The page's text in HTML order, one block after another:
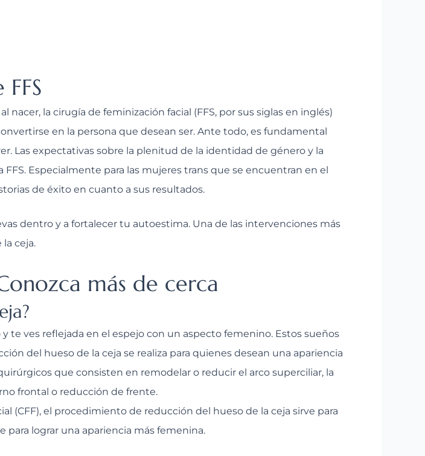
la cirugía de feminización facial (FFS, por sus siglas en inglés)
en la persona que desean ser. Ante todo, es fundamental
Las expectativas sobre la plenitud de la identidad de género y la
Especialmente para las mujeres trans que se encuentran en el
de éxito en cuanto a sus resultados.
dentro y a fortalecer tu autoestima. Una de las intervenciones más
ceja.
más de cerca
ves reflejada en el espejo con un aspecto femenino. Estos sueños
del hueso de la ceja se realiza para quienes desean una apariencia
que consisten en remodelar o reducir el arco superciliar, la
frontal o reducción de frente.
(CFF), el procedimiento de reducción del hueso de la ceja sirve para
para lograr una apariencia más femenina.